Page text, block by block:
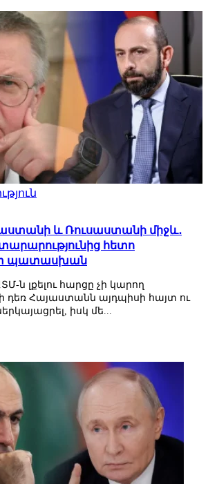
և Ռուսաստանի միջև․
հետո
պատասխան
ն լքելու հարցը չի կարող
դեռ Հայաստանն այդպիսի հայտ ու
իսկ մե...